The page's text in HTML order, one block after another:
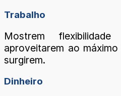
Trabalho
Mostrem
aproveitarem ao
surgirem.
Dinheiro